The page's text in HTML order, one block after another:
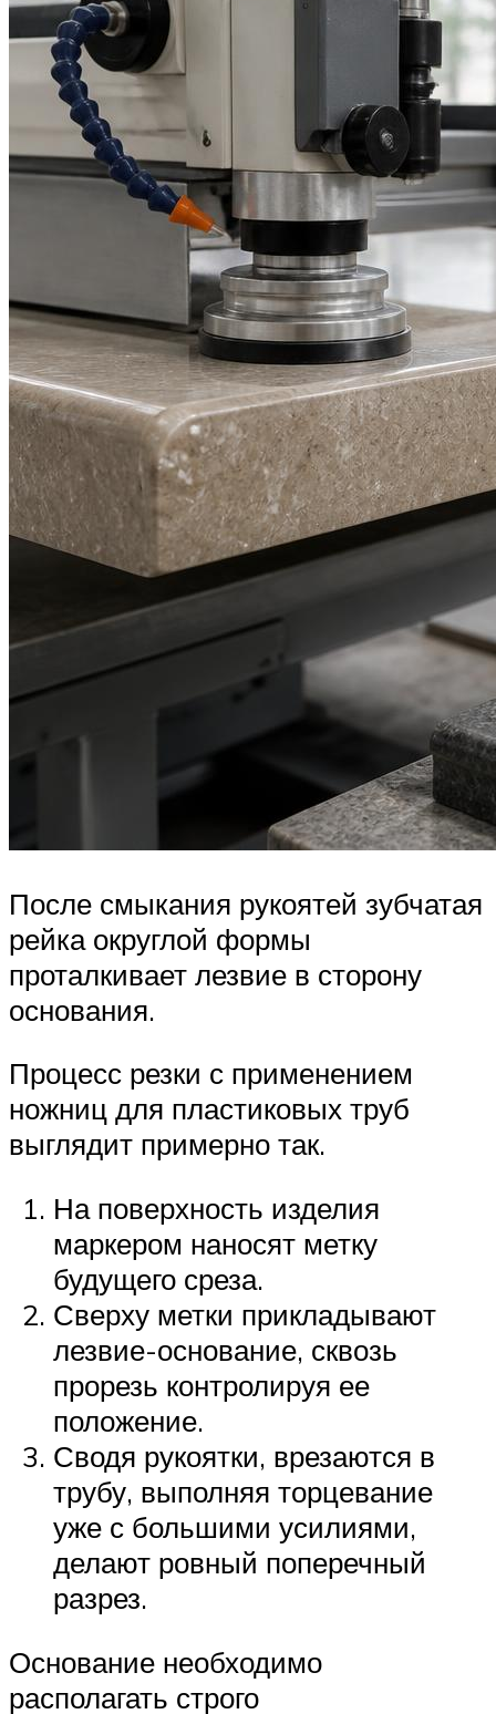
После смыкания рукоятей зубчатая
рейка округлой формы
проталкивает лезвие в сторону
основания.
Процесс резки с применением
ножниц для пластиковых труб
выглядит примерно так.
На поверхность изделия
маркером наносят метку
будущего среза.
Сверху метки прикладывают
лезвие-основание, сквозь
прорезь контролируя ее
положение.
Сводя рукоятки, врезаются в
трубу, выполняя торцевание
уже с большими усилиями,
делают ровный поперечный
разрез.
Основание необходимо
располагать строго